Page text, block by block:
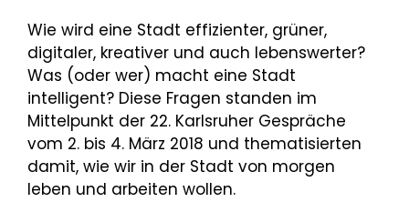
Wie wird eine Stadt effizienter, grüner,
digitaler, kreativer und auch lebenswerter?
Was (oder wer) macht eine Stadt
intelligent? Diese Fragen standen im
Mittelpunkt der 22. Karlsruher Gespräche
vom 2. bis 4. März 2018 und thematisierten
damit, wie wir in der Stadt von morgen
leben und arbeiten wollen.